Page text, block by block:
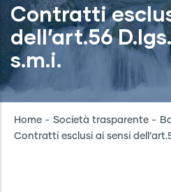
Contratti
dell’art.56
s.m.i.
Breadcrumb
Home - Società trasparente -
Contratti esclusi ai sensi